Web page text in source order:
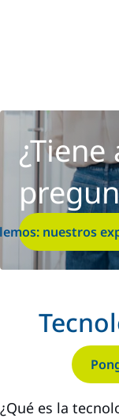
nuestros
¿Qué es la